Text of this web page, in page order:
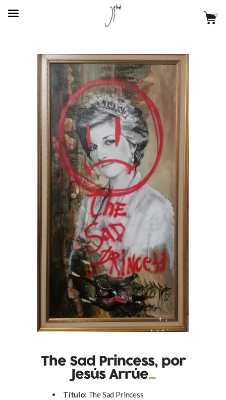
The Sad Princess, por
Jesús Arrúe
Título: The Sad Princess